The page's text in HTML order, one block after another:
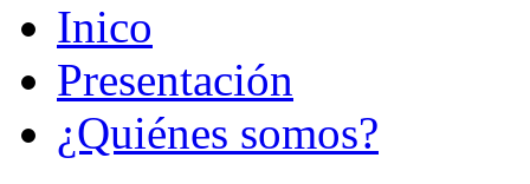
Inico
Presentación
¿Quiénes somos?